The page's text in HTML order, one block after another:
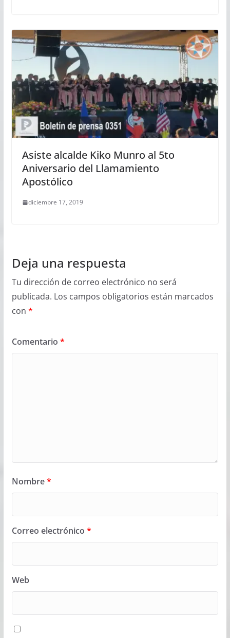
Asiste alcalde Kiko Munro al 5to
Aniversario del Llamamiento
Apostólico
diciembre 17, 2019
Deja una respuesta
Tu dirección de correo electrónico no será
publicada. Los campos obligatorios están marcados
con *
Comentario *
Nombre*
Correo electrónico *
Web